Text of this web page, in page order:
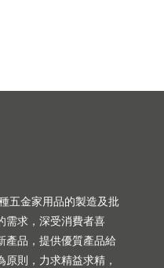
五金家用品的製造及批
需求，深受消費者喜
產品，提供優質產品給
則，力求精益求精，